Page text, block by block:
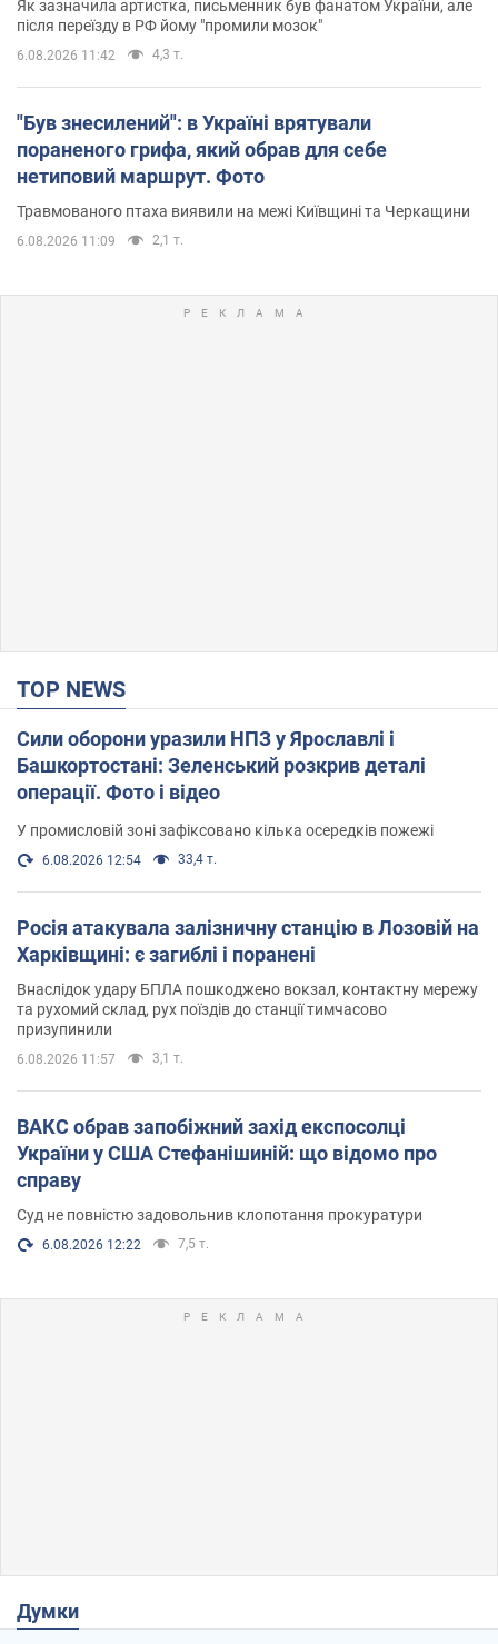
Як зазначила артистка, письменник був фанатом України, але
після переїзду в РФ йому "промили мозок"
6.08.2026 11:42 4,3 т.
"Був знесилений": в Україні врятували
пораненого грифа, який обрав для себе
нетиповий маршрут. Фото
Травмованого птаха виявили на межі Київщині та Черкащини
6.08.2026 11:09 2,1 т.
TOP NEWS
Сили оборони уразили НПЗ у Ярославлі і
Башкортостані: Зеленський розкрив деталі
операції. Фото і відео
У промисловій зоні зафіксовано кілька осередків пожежі
6.08.2026 12:54 33,4 т.
Росія атакувала залізничну станцію в Лозовій на
Харківщині: є загиблі і поранені
Внаслідок удару БПЛА пошкоджено вокзал, контактну мережу
та рухомий склад, рух поїздів до станції тимчасово
призупинили
6.08.2026 11:57 3,1 т.
ВАКС обрав запобіжний захід експосолці
України у США Стефанішиній: що відомо про
справу
Суд не повністю задовольнив клопотання прокуратури
6.08.2026 12:22 7,5 т.
Думки